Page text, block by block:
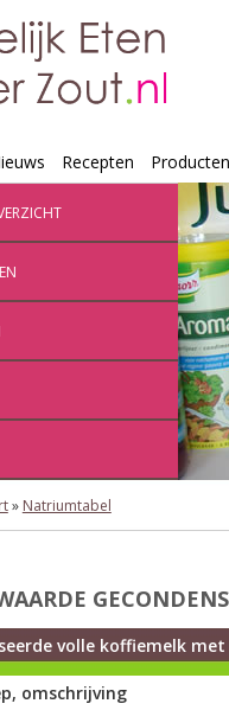
Recepten Producten
» Natriumtabel
volle koffiemelk
omschrijving